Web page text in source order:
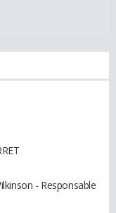
- Responsable